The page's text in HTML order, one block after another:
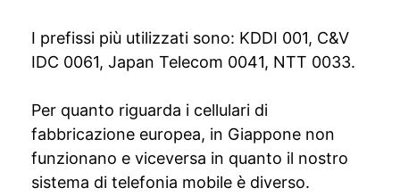
I prefissi più utilizzati sono: KDDI 001, C&V
IDC 0061, Japan Telecom 0041, NTT 0033.
Per quanto riguarda i cellulari di
fabbricazione europea, in Giappone non
funzionano e viceversa in quanto il nostro
sistema di telefonia mobile è diverso.